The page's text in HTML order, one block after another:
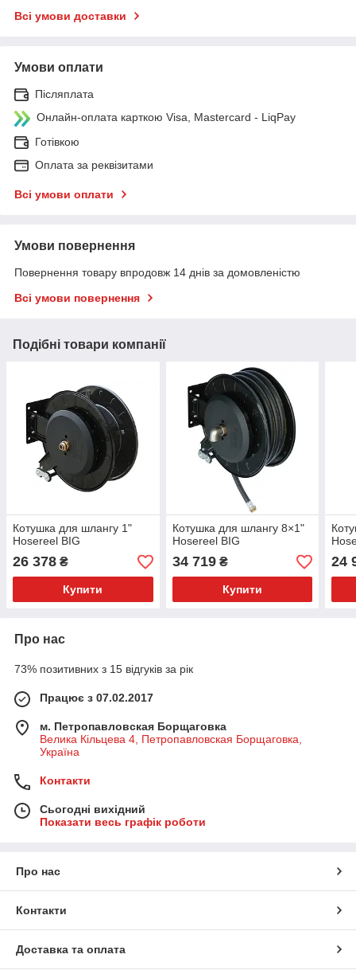
Всі умови доставки
Умови оплати
Післяплата
Онлайн-оплата карткою Visa, Mastercard - LiqPay
Готівкою
Оплата за реквізитами
Всі умови оплати
Умови повернення
Повернення товару впродовж 14 днів за домовленістю
Всі умови повернення
Подібні товари компанії
Котушка для шлангу 1"
Hosereel BIG
26 378 ₴
Купити
Котушка для шлангу 8×1"
Hosereel BIG
34 719₴
Купити
24
Про нас
73% позитивних з 15 відгуків за рік
Працює з 07.02.2017
м. Петропавловская Борщаговка
Велика Кільцева 4, Петропавловская Борщаговка,
Україна
Контакти
Сьогодні вихідний
Показати весь графік роботи
Про нас
Контакти
Доставка та оплата